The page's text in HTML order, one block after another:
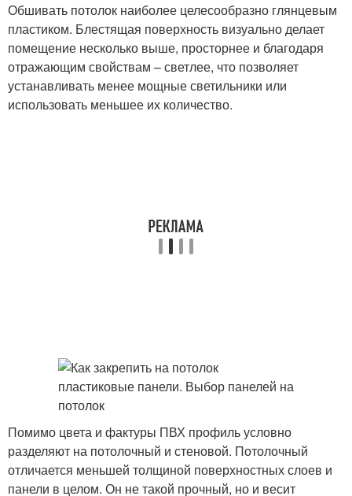
Обшивать потолок наиболее целесообразно глянцевым
пластиком. Блестящая поверхность визуально делает
помещение несколько выше, просторнее и благодаря
отражающим свойствам – светлее, что позволяет
устанавливать менее мощные светильники или
использовать меньшее их количество.
Помимо цвета и фактуры ПВХ профиль условно
разделяют на потолочный и стеновой. Потолочный
отличается меньшей толщиной поверхностных слоев и
панели в целом. Он не такой прочный, но и весит